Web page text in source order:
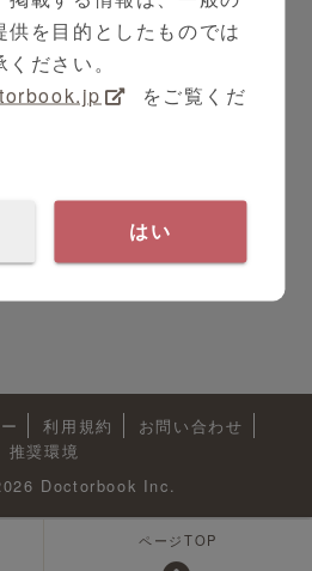
利用規約
お問い合わせ
推奨環境
Doctorbook Inc.
ページTOP
を目的としたものでは
ださい。
をご覧くだ
はい